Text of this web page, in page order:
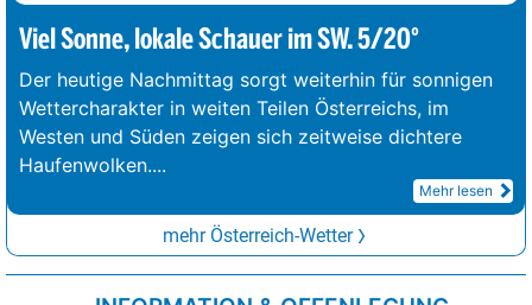
Viel Sonne, lokale Schauer im SW. 5/20°
Der heutige Nachmittag sorgt weiterhin für sonnigen
Wettercharakter in weiten Teilen Österreichs, im
Westen und Süden zeigen sich zeitweise dichtere
Haufenwolken....
Mehr lesen
mehr Österreich-Wetter